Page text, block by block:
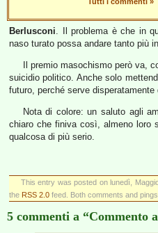
Berlusconi. Il problema è che in
naso turato possa andare tanto più
Il premio masochismo però va,
suicidio politico. Anche solo
futuro, perché serve
Nota di colore: un saluto agli
chiaro che finiva così, almeno loro
qualcosa di più serio.
This entry was posted on lunedì,
the RSS 2.0 feed. Both comments and
5 commenti a “Commento